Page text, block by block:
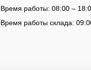
Время работы:08:00 –
Время работы склада: